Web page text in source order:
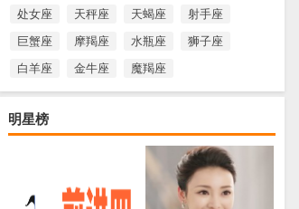
处女座
天秤座 天蝎座
射手座
巨蟹座
摩羯座 水瓶座
狮子座
白羊座
金牛座 魔羯座
明星榜